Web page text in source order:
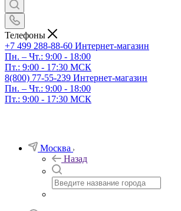
Телефоны
+7 499 288-88-60 Интернет-магазин
Пн. – Чт.: 9:00 - 18:00
Пт.: 9:00 - 17:30 МСК
8(800) 77-55-239 Интернет-магазин
Пн. – Чт.: 9:00 - 18:00
Пт.: 9:00 - 17:30 МСК
Москва
Назад